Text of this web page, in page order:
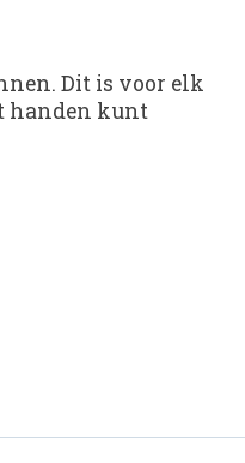
Dit is voor elk
handen kunt